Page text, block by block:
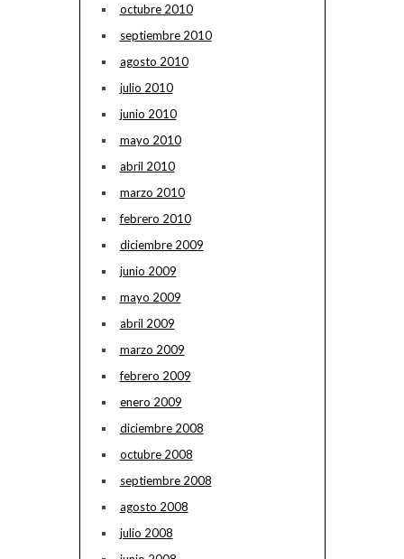
octubre 2010
septiembre 2010
agosto 2010
julio 2010
junio 2010
mayo 2010
abril 2010
marzo 2010
febrero 2010
diciembre 2009
junio 2009
mayo 2009
abril 2009
marzo 2009
febrero 2009
enero 2009
diciembre 2008
octubre 2008
septiembre 2008
agosto 2008
julio 2008